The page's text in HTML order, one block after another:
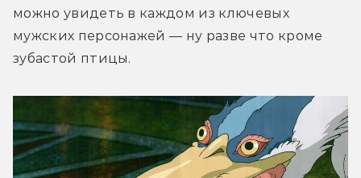
можно увидеть в каждом из ключевых
мужских персонажей — ну разве что кроме
зубастой птицы.